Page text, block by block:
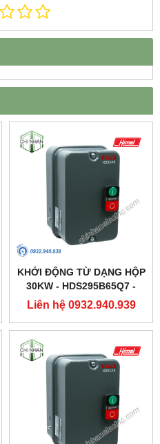
KHỞI ĐỘNG TỪ DẠNG HỘP
30KW - HDS295B65Q7 -
HIMEL
Liên hệ 0932.940.939